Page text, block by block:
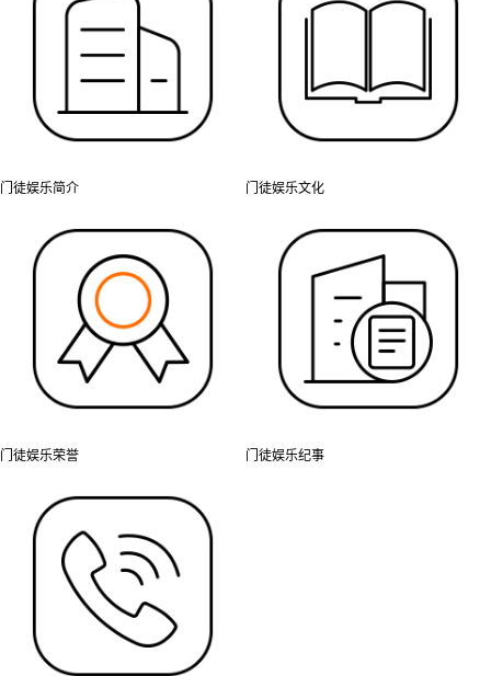
门徒娱乐简介 门徒娱乐文化
门徒娱乐荣誉 门徒娱乐纪事